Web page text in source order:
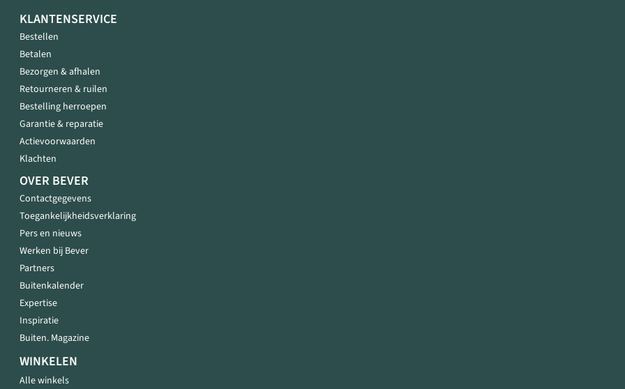
KLANTENSERVICE
Bestellen
Betalen
Bezorgen & afhalen
Retourneren & ruilen
Bestelling herroepen
Garantie & reparatie
Actievoorwaarden
Klachten
OVER BEVER
Contactgegevens
Toegankelijkheidsverklaring
Pers en nieuws
Werken bij Bever
Partners
Buitenkalender
Expertise
Inspiratie
Buiten. Magazine
WINKELEN
Alle winkels